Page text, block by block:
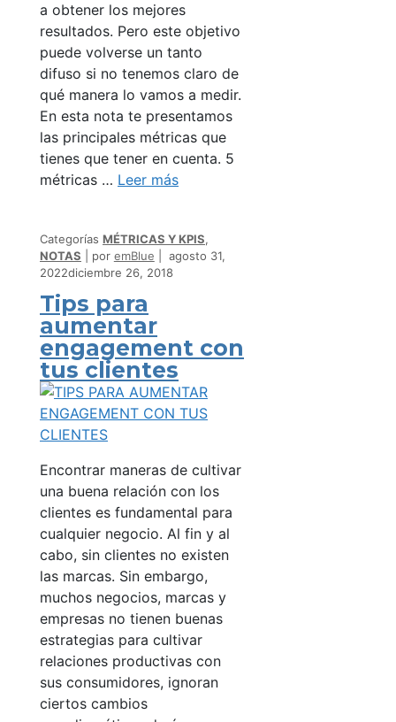
a obtener los mejores
resultados. Pero este objetivo
puede volverse un tanto
difuso si no tenemos claro de
qué manera lo vamos a medir.
En esta nota te presentamos
las principales métricas que
tienes que tener en cuenta. 5
métricas … Leer más
Categorías MÉTRICAS Y KPIS,
NOTAS
por emBlue
agosto 31,
2022diciembre 26, 2018
Tips para
aumentar
engagement con
tus clientes
Encontrar maneras de cultivar
una buena relación con los
clientes es fundamental para
cualquier negocio. Al fin y al
cabo, sin clientes no existen
las marcas. Sin embargo,
muchos negocios, marcas y
empresas no tienen buenas
estrategias para cultivar
relaciones productivas con
sus consumidores, ignoran
ciertos cambios